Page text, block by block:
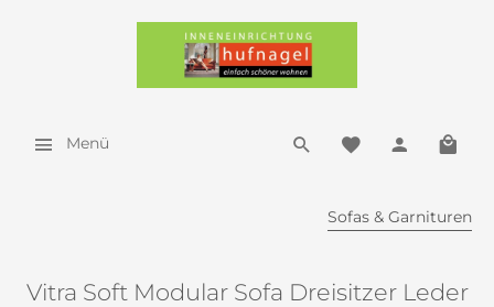
Menü
Sofas & Garnituren
Vitra Soft Modular Sofa Dreisitzer Leder